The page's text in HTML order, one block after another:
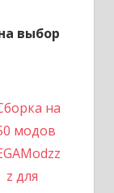
выбор